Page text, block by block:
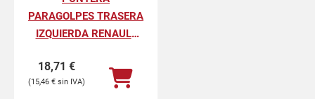
PARAGOLPES TRASERA
IZQUIERDA RENAULT
PROFESIONAL
18,71 €
15,46 €